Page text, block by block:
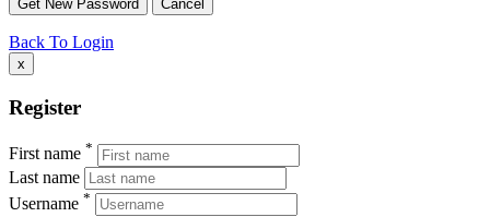
Back To Login
x
Register
First name *
Last name
Username *